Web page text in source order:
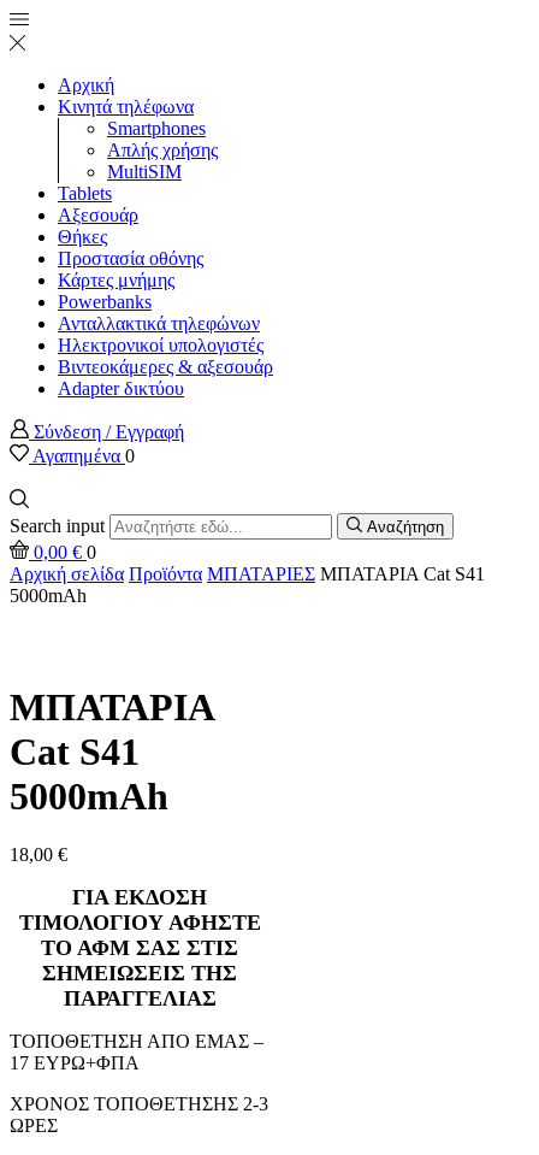
Αρχική
Κινητά τηλέφωνα
Smartphones
Απλής χρήσης
MultiSIM
Tablets
Αξεσουάρ
Θήκες
Προστασία οθόνης
Κάρτες μνήμης
Powerbanks
Ανταλλακτικά τηλεφώνων
Ηλεκτρονικοί υπολογιστές
Βιντεοκάμερες & αξεσουάρ
Adapter δικτύου
Σύνδεση / Εγγραφή
Αγαπημένα 0
Search input Αναζήτηση
0,00 € 0
Αρχική σελίδα Προϊόντα ΜΠΑΤΑΡΙΕΣ ΜΠΑΤΑΡΙΑ Cat S41
5000mAh
ΜΠΑΤΑΡΙΑ
Cat S41
5000mAh
18,00 €
ΓΙΑ ΕΚΔΟΣΗ
ΤΙΜΟΛΟΓΙΟΥ ΑΦΗΣΤΕ
ΤΟ ΑΦΜ ΣΑΣ ΣΤΙΣ
ΣΗΜΕΙΩΣΕΙΣ ΤΗΣ
ΠΑΡΑΓΓΕΛΙΑΣ
ΤΟΠΟΘΕΤΗΣΗ ΑΠΟ ΕΜΑΣ –
17 ΕΥΡΩ+ΦΠΑ
ΧΡΟΝΟΣ ΤΟΠΟΘΕΤΗΣΗΣ 2-3
ΩΡΕΣ